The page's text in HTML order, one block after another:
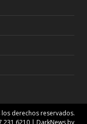
derechos reservados.
231 6210 | DarkNewsby